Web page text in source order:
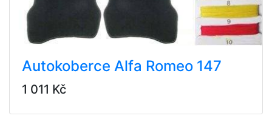
Autokoberce Alfa Romeo 147
1 011 Kč